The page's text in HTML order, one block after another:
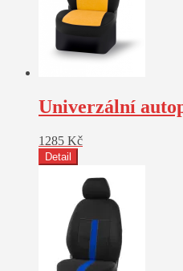
Univerzální
1285 Kč
Detail